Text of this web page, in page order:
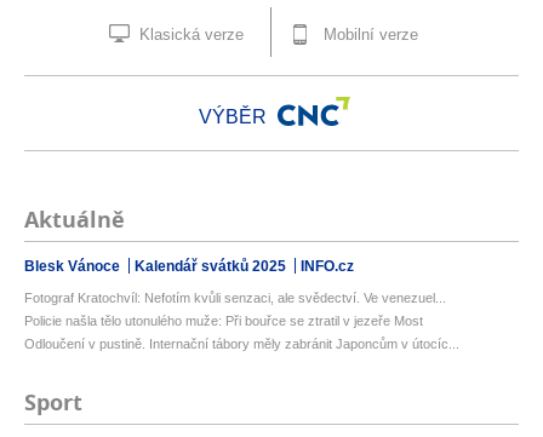
Klasická verze Mobilní verze
VÝBĚR
Aktuálně
Blesk Vánoce Kalendář svátků 2025 INFO.cz
Fotograf Kratochvíl: Nefotím kvůli senzaci, ale svědectví. Ve venezuel...
Policie našla tělo utonulého muže: Při bouřce se ztratil v jezeře Most
Odloučení v pustině. Internační tábory měly zabránit Japoncům v útocíc...
Sport